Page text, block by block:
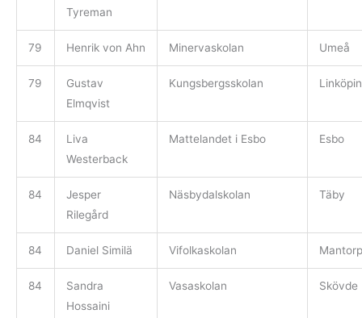
Tyreman
79 Henrik von Ahn Minervaskolan Umeå
79
Gustav
Elmqvist
Kungsbergsskolan
84
Liva
Westerback
Mattelandet i Esbo Esbo
84
Jesper
Rilegård
Näsbydalskolan Täby
84 Daniel Similä Vifolkaskolan Mantorp
84
Sandra
Hossaini
Vasaskolan Skövde